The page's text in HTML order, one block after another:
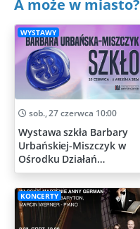
A może w miasto?
WYSTAWY
sob., 27 czerwca 10:00
Wystawa szkła Barbary
Urbańskiej-Miszczyk w
Ośrodku Działań
Artystycznych
KONCERTY